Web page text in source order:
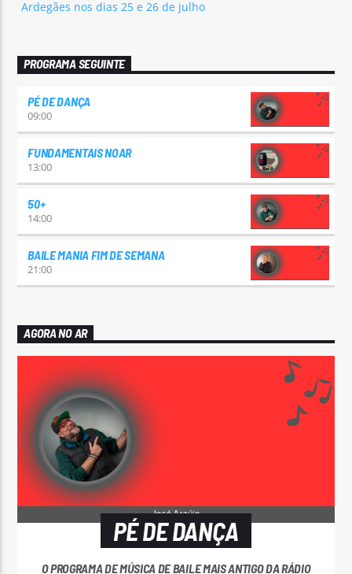
Ardegães nos dias 25 e 26 de julho
PROGRAMA SEGUINTE
PÉ DE DANÇA
09:00
FUNDAMENTAIS NOAR
13:00
50+
14:00
BAILE MANIA FIM DE SEMANA
21:00
AGORA NO AR
PÉ DE DANÇA
O PROGRAMA DE MÚSICA DE BAILE MAIS ANTIGO DA RÁDIO